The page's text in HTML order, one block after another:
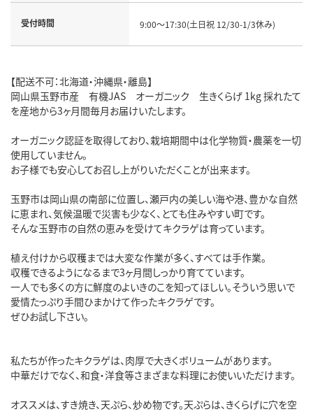
受付時間 9:00～17:30(土日祝 12/30-1/3休み)
【配送不可：北海道・沖縄県・離島】
岡山県玉野市産 有機JAS オーガニック 生きくらげ 1kg 採れたて
を産地から3ヶ月間毎月お届けいたします。
オーガニック認証を取得しており、栽培期間中は化学物質・農薬を一切
使用していません。
お子様でも安心してお召し上がりいただくことが出来ます。
玉野市は岡山県の南部に位置し、瀬戸内の美しい海や港、豊かな自然
に恵まれ、気候温暖で災害も少なく、とても住みやすい町です。
そんな玉野市の自然の恵みを受けてキクラゲは育っています。
植え付けから収穫までは大変な作業が多く、すべては手作業。
収穫できるようになるまで3ヶ月間しっかり育てています。
一人でも多くの方に鮮度のよいきのこを知ってほしい。そういう思いで
愛情たっぷり手間ひまかけて作ったキクラゲです。
ぜひお試し下さい。
私たちが作ったキクラゲは、肉厚で大きくボリュームがあります。
中華だけでなく、和食・洋食等さまざまな料理にお使いいただけます。
オススメは、すき焼き、天ぷら、炒め物です。天ぷらは、きくらげに穴を空